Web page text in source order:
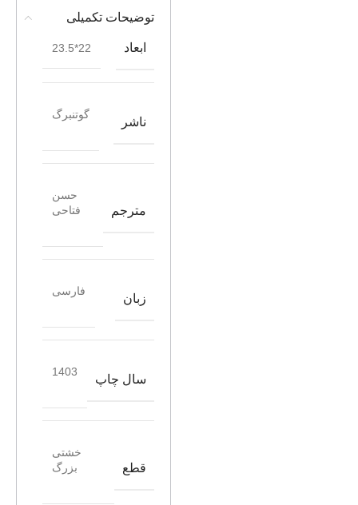
توضیحات تکمیلی
ابعاد 22*23.5
ناشر
گوتنبرگ
مترجم
حسن
فتاحی
زبان
فارسی
سال چاپ
1403
قطع
خشتی
بزرگ